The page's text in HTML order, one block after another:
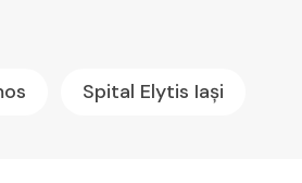
Spital Elytis Iași